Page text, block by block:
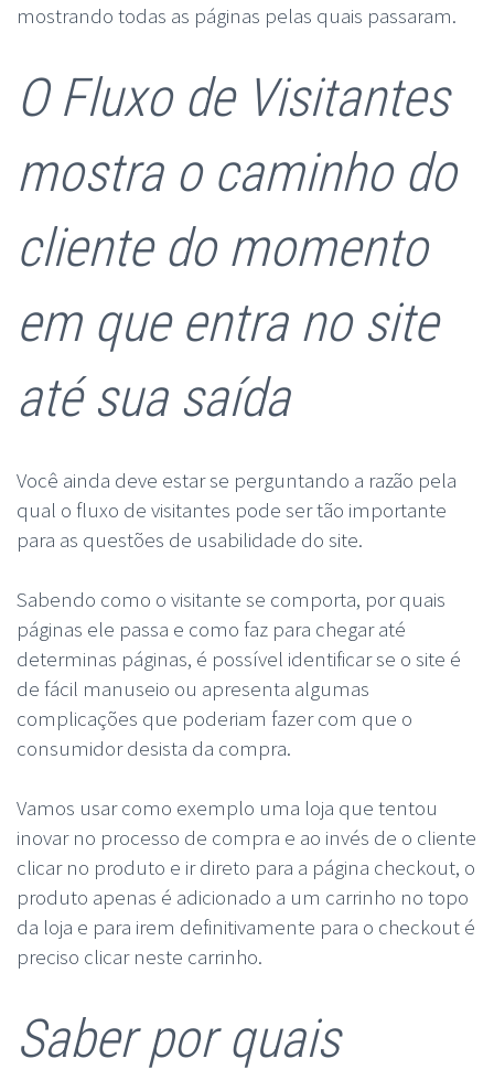
mostrando todas as páginas pelas quais passaram.
O Fluxo de Visitantes
mostra o caminho do
cliente do momento
em que entra no site
até sua saída
Você ainda deve estar se perguntando a razão pela
qual o fluxo de visitantes pode ser tão importante
para as questões de usabilidade do site.
Sabendo como o visitante se comporta, por quais
páginas ele passa e como faz para chegar até
determinas páginas, é possível identificar se o site é
de fácil manuseio ou apresenta algumas
complicações que poderiam fazer com que o
consumidor desista da compra.
Vamos usar como exemplo uma loja que tentou
inovar no processo de compra e ao invés de o cliente
clicar no produto e ir direto para a página checkout, o
produto apenas é adicionado a um carrinho no topo
da loja e para irem definitivamente para o checkout é
preciso clicar neste carrinho.
Saber por quais